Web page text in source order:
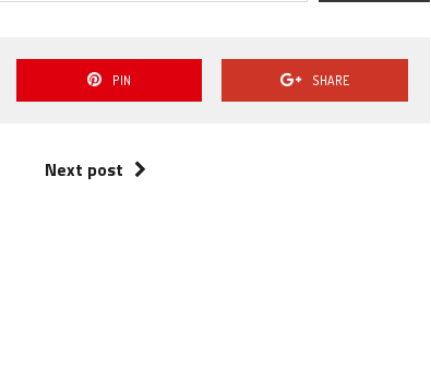
PIN SHARE
Next post